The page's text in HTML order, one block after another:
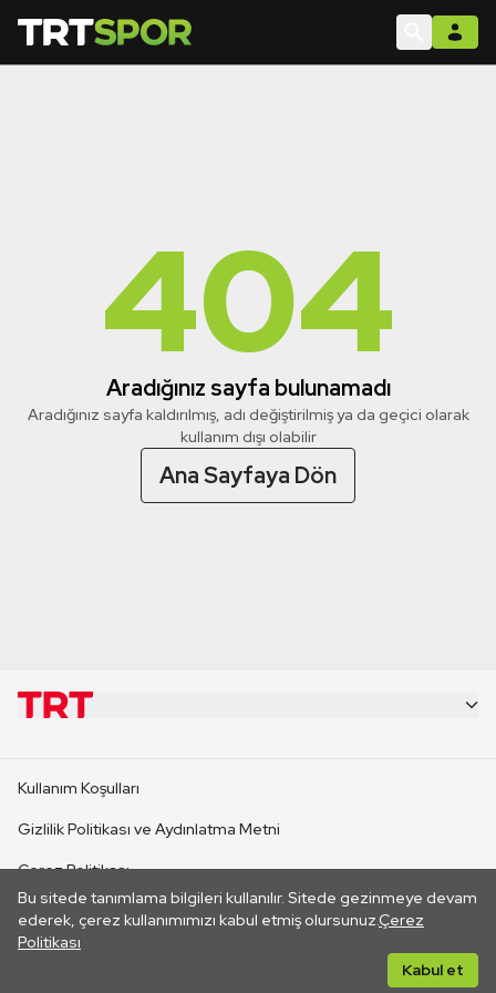
404
Aradığınız sayfa bulunamadı
Aradığınız sayfa kaldırılmış, adı değiştirilmiş ya da geçici olarak
kullanım dışı olabilir
Ana Sayfaya Dön
Bu sitede tanımlama bilgileri kullanılır. Sitede gezinmeye devam
ederek, çerez kullanımımızı kabul etmiş olursunuz.Çerez
Politikası
Kabul et
CANLI YAYINLAR
Kullanım Koşulları
Gizlilik Politikası ve Aydınlatma Metni
Çerez Politikası
İletişim
Her hakkı saklıdır. ©2026 TRT. Bağlantı yoluyla gidilen dış